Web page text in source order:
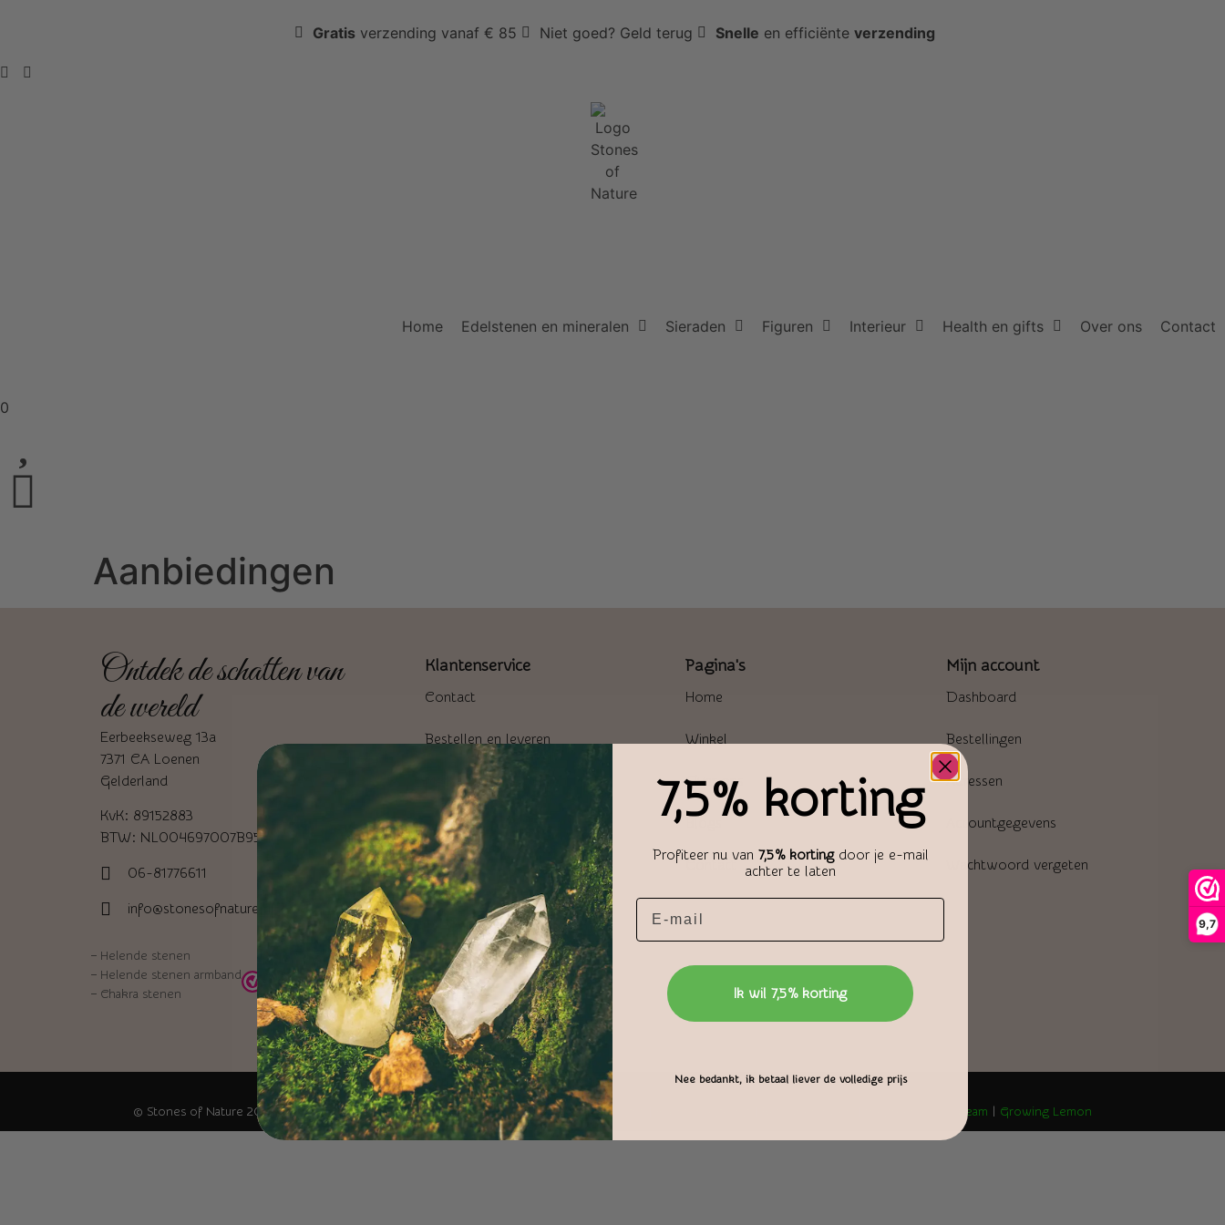
9,7
Gratis verzending vanaf € 85 Niet goed? Geld terug Snelle en efficiënte verzending
Home Edelstenen en mineralen Sieraden Figuren Interieur Health en gifts Over ons Contact
0
Aanbiedingen
Ontdek de schatten van
de wereld
Eerbeekseweg 13a
7371 CA Loenen
Gelderland
KvK: 89152883
BTW: NL004697007B95
06-81776611
info@stonesofnature.nl
Klantenservice
Contact
Bestellen en leveren
Meest gestelde vragen
Pagina's
Home
Winkel
Over ons
Mijn account
Dashboard
Bestellingen
Adressen
Accountgegevens
Wachtwoord vergeten
– Helende stenen
– Helende stenen armband
– Chakra stenen Alle prijzen in EUR en incl. 21% btw
© Stones of Nature 2026 |Algemene voorwaarden|Privacybeleid |Disclaimer |Copyright thegreenwitchsdream Growing Lemon
7,5% korting
Profiteer nu van 7,5% kortingdoor je e-mail
achter te laten
Ik wil 7,5% korting
Nee bedankt, ik betaal liever de volledige prijs